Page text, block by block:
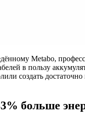
Metabo,
в пользу
создать
больше